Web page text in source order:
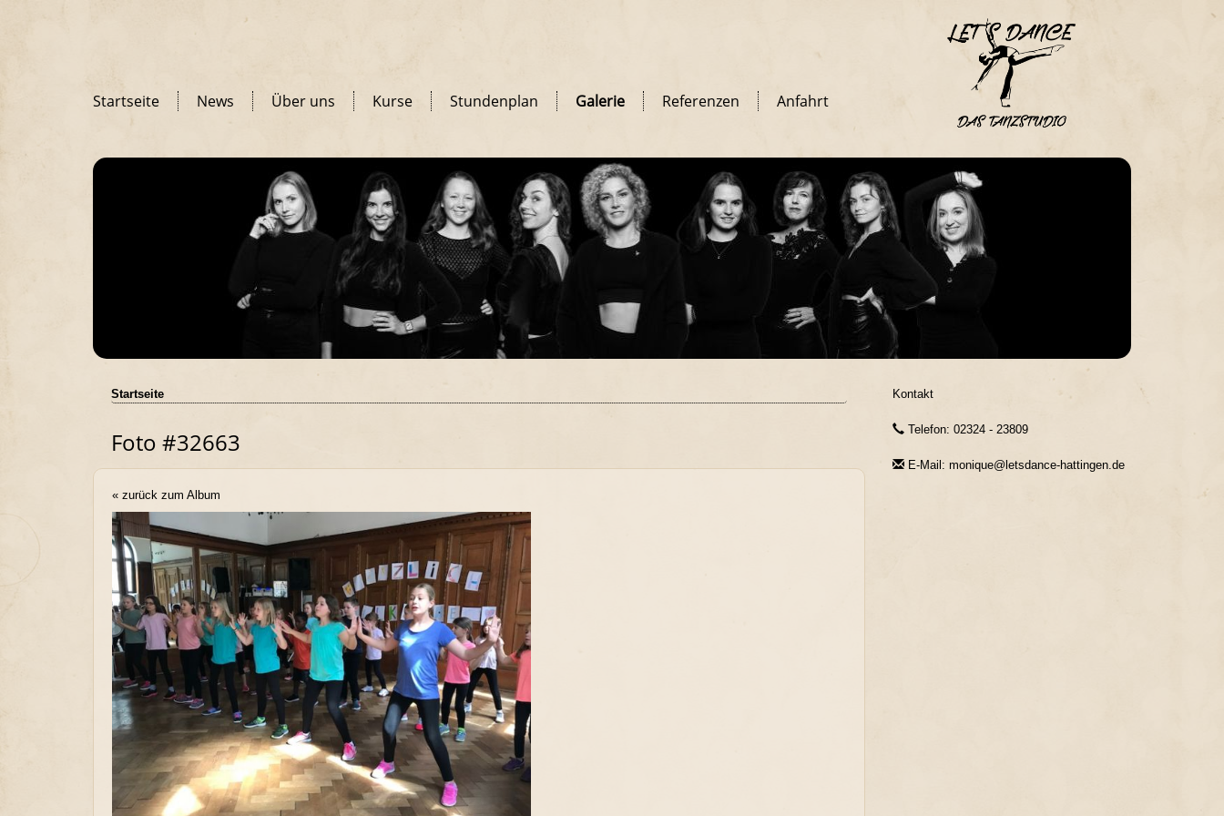
Startseite News Über uns Kurse Stundenplan Galerie Referenzen Anfahrt
Startseite
Foto #32663
« zurück zum Album
Kontakt
Telefon: 02324 - 23809
E-Mail: monique@letsdance-hattingen.de